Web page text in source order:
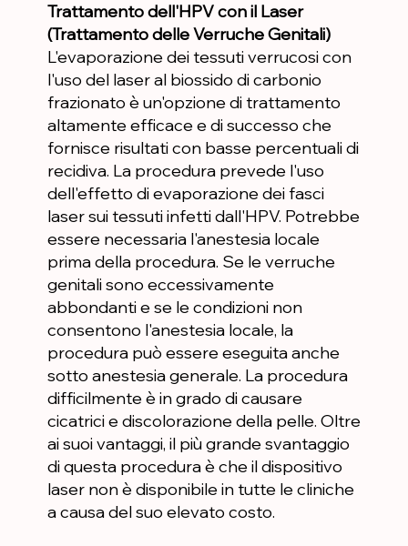
Trattamento dell'HPV con il Laser
(Trattamento delle Verruche Genitali)
L'evaporazione dei tessuti verrucosi con
l'uso del laser al biossido di carbonio
frazionato è un'opzione di trattamento
altamente efficace e di successo che
fornisce risultati con basse percentuali di
recidiva. La procedura prevede l'uso
dell'effetto di evaporazione dei fasci
laser sui tessuti infetti dall'HPV. Potrebbe
essere necessaria l'anestesia locale
prima della procedura. Se le verruche
genitali sono eccessivamente
abbondanti e se le condizioni non
consentono l'anestesia locale, la
procedura può essere eseguita anche
sotto anestesia generale. La procedura
difficilmente è in grado di causare
cicatrici e discolorazione della pelle. Oltre
ai suoi vantaggi, il più grande svantaggio
di questa procedura è che il dispositivo
laser non è disponibile in tutte le cliniche
a causa del suo elevato costo.